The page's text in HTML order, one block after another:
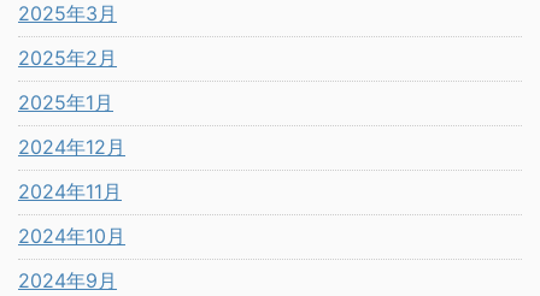
2025年3月
2025年2月
2025年1月
2024年12月
2024年11月
2024年10月
2024年9月